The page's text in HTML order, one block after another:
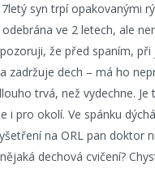
syn trpí opakovanými
ve 2 letech, ale
že před spaním, při
zadržuje dech – má ho
trvá, než vydechne.
i pro okolí. Ve spánku
na ORL pan doktor
dechová cvičení?